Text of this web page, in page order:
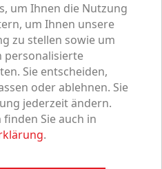
Katze
Nagetier
um Ihnen die Nutzung
um Ihnen unsere
zu stellen sowie um
personalisierte
Sie entscheiden,
oder ablehnen. Sie
jederzeit ändern.
Sie auch in
.